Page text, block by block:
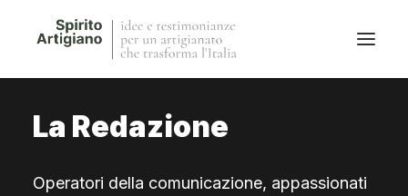
Questo sito
Stories
La Redazione
Operatori della comunicazione, appassionati